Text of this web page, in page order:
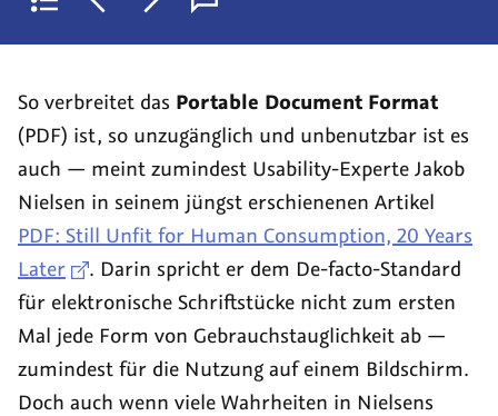
Zurück
zur
Jüngerer
Artikel:
geht
auf
Sendung
Älterer
Artikel:
responsive
Bilder
—
mit
MozJPEG,
WebP,
AVIF
&
SQIP
Kommentare
(derzeit
So verbreitet das Portable Document Format
(PDF) ist, so unzugänglich und unbenutzbar ist es
auch — meint zumindest Usability-Experte Jakob
Nielsen in seinem jüngst erschienenen Artikel
PDF: Still Unfit for Human Consumption, 20 Years
Later
. Darin spricht er dem De-facto-Standard
für elektronische Schriftstücke nicht zum ersten
Mal jede Form von Gebrauchstauglichkeit ab —
zumindest für die Nutzung auf einem Bildschirm.
Doch auch wenn viele Wahrheiten in Nielsens